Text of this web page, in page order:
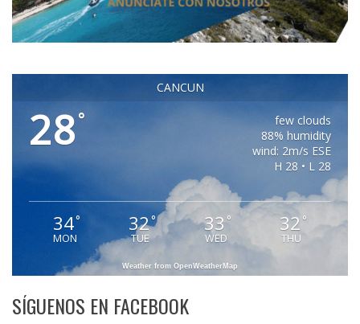
CANCUN
28°
few clouds
88% humidity
wind: 2m/s ESE
H 28 • L 28
34°
MON
32°
TUE
33 °
WED
32 °
THU
Weather from OpenWeatherMap
SÍGUENOS EN FACEBOOK